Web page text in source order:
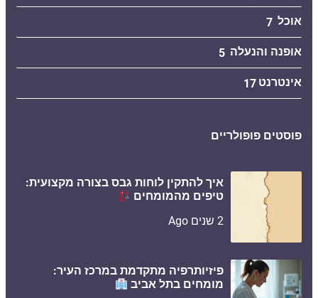
אוכל 7
אופנה והנעלה 5
אינטרנט 17
פוסטים פופולריים
איך להתקין לוחות גבס בצורה מקצועית:
טיפים מהמומחים
2 שנים Ago
פיזיותרפיה מתקדמת במרכז העיר:
מומחים בתל אביב